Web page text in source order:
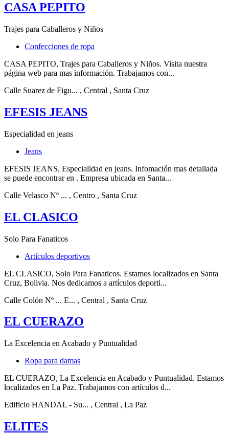
CASA PEPITO
Trajes para Caballeros y Niños
Confecciones de ropa
CASA PEPITO, Trajes para Caballeros y Niños. Visita nuestra
página web para mas información. Trabajamos con...
Calle Suarez de Figu... , Central , Santa Cruz
EFESIS JEANS
Especialidad en jeans
Jeans
EFESIS JEANS, Especialidad en jeans. Infomación mas detallada
se puede encontrar en . Empresa ubicada en Santa...
Calle Velasco Nº ... , Centro , Santa Cruz
EL CLASICO
Solo Para Fanaticos
Artículos deportivos
EL CLASICO, Solo Para Fanaticos. Estamos localizados en Santa
Cruz, Bolivia. Nos dedicamos a artículos deporti...
Calle Colón Nº ... E... , Central , Santa Cruz
EL CUERAZO
La Excelencia en Acabado y Puntualidad
Ropa para damas
EL CUERAZO, La Excelencia en Acabado y Puntualidad. Estamos
localizados en La Paz. Trabajamos con artículos d...
Edificio HANDAL - Su... , Central , La Paz
ELITES